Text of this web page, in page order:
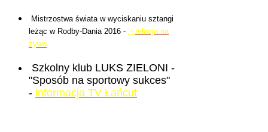
Mistrzostwa świata w wyciskaniu sztangi
leżąc w Rodby-Dania 2016 - - relacja na
żywo
Szkolny klub LUKS ZIELONI -
"Sposób na sportowy sukces"
- informacja TV Łańcut